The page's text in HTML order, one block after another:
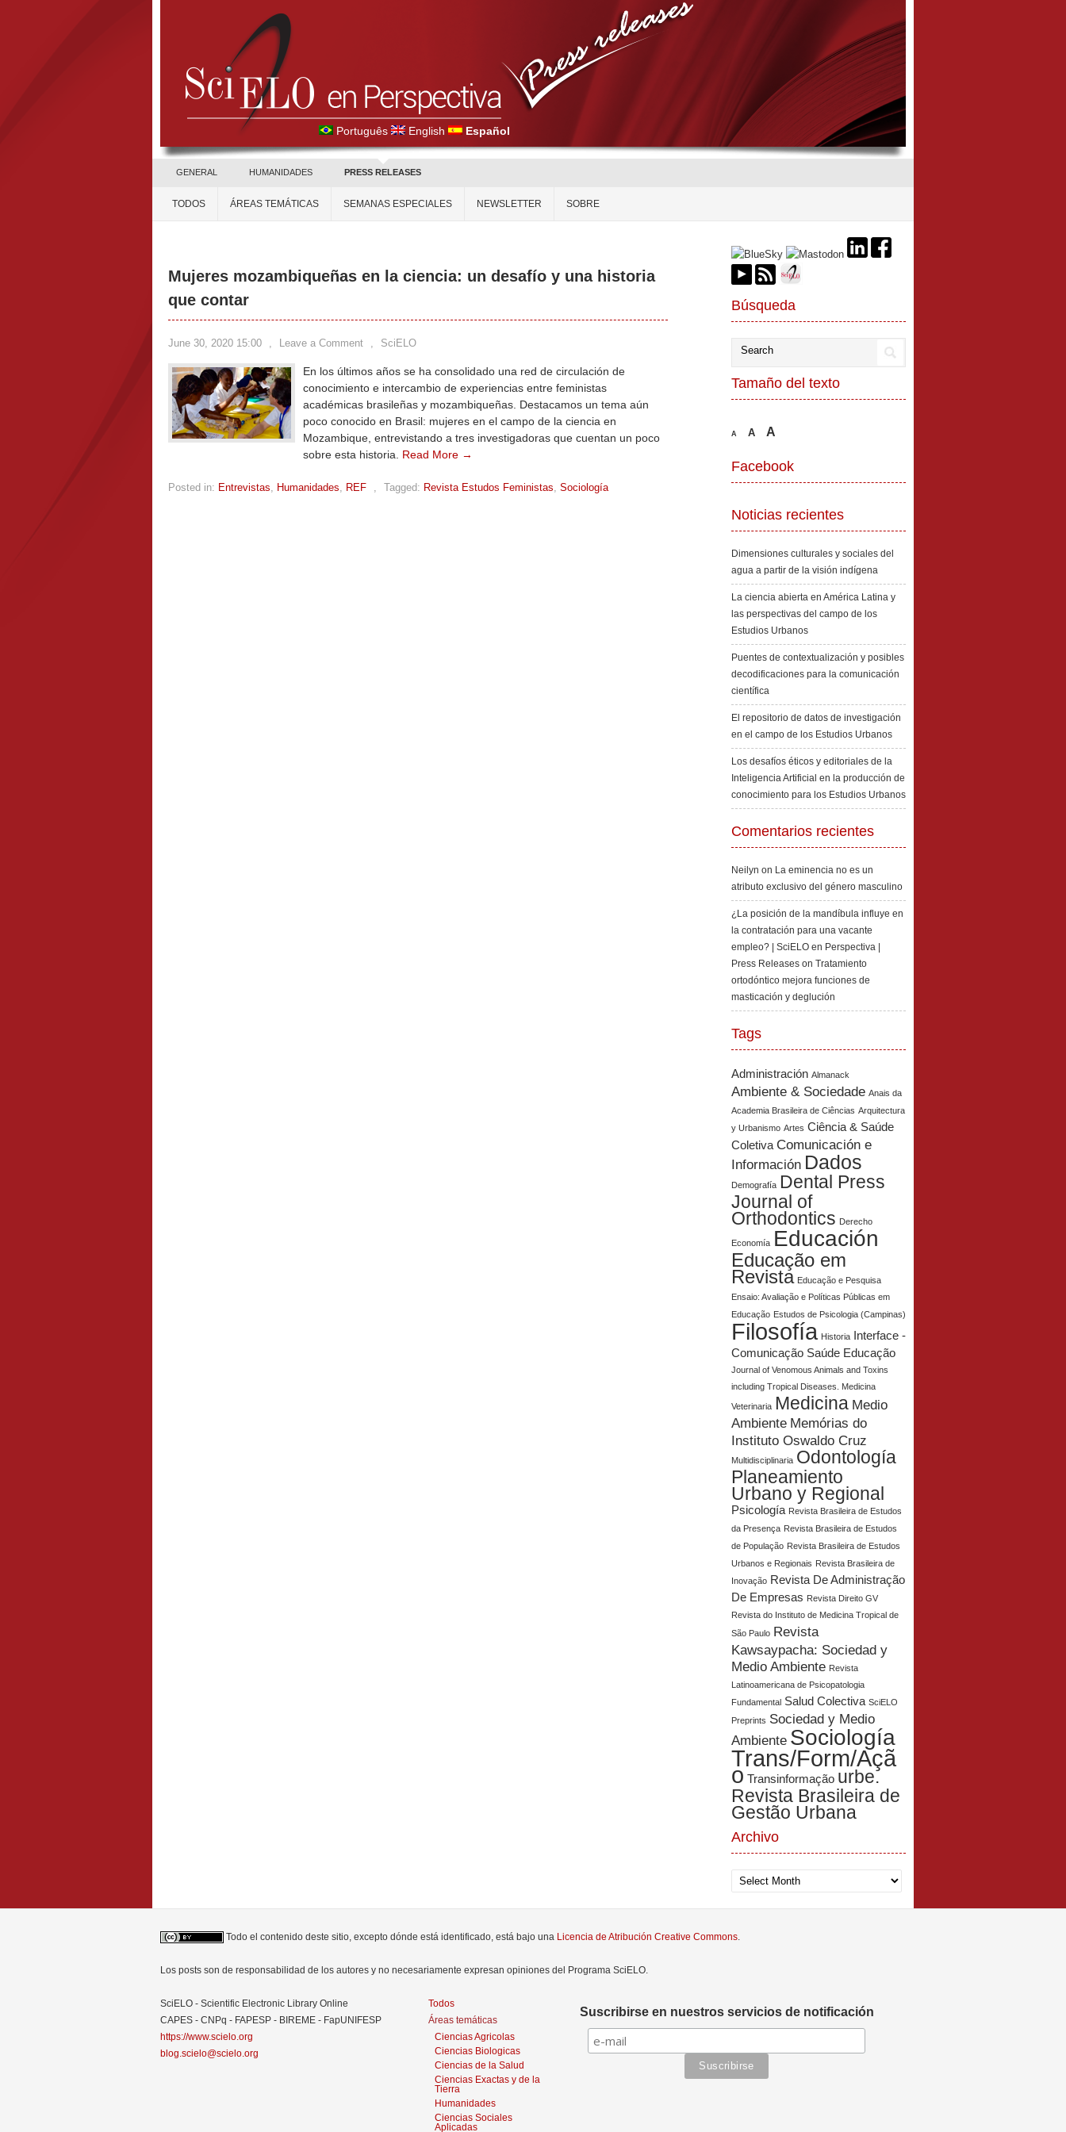
Português English Español
GENERAL HUMANIDADES PRESS RELEASES
TODOS ÁREAS TEMÁTICAS SEMANAS ESPECIALES NEWSLETTER SOBRE
Mujeres mozambiqueñas en la ciencia: un desafío y una historia
que contar
June 30, 2020 15:00 , Leave a Comment , SciELO
En los últimos años se ha consolidado una red de circulación de
conocimiento e intercambio de experiencias entre feministas
académicas brasileñas y mozambiqueñas. Destacamos un tema aún
poco conocido en Brasil: mujeres en el campo de la ciencia en
Mozambique, entrevistando a tres investigadoras que cuentan un poco
sobre esta historia. Read More →
Posted in: Entrevistas, Humanidades, REF , Tagged: Revista Estudos Feministas, Sociología
Búsqueda
Tamaño del texto
A A A
Facebook
Noticias recientes
Dimensiones culturales y sociales del
agua a partir de la visión indígena
La ciencia abierta en América Latina y
las perspectivas del campo de los
Estudios Urbanos
Puentes de contextualización y posibles
decodificaciones para la comunicación
científica
El repositorio de datos de investigación
en el campo de los Estudios Urbanos
Los desafíos éticos y editoriales de la
Inteligencia Artificial en la producción de
conocimiento para los Estudios Urbanos
Comentarios recientes
Neilyn on La eminencia no es un
atributo exclusivo del género masculino
¿La posición de la mandíbula influye en
la contratación para una vacante
empleo? | SciELO en Perspectiva |
Press Releases on Tratamiento
ortodóntico mejora funciones de
masticación y deglución
Tags
Administración Almanack
Ambiente & Sociedade Anais da
Academia Brasileira de Ciências Arquitectura
y Urbanismo Artes Ciência & Saúde
Coletiva Comunicación e
Información Dados
Demografía Dental Press
Journal of
Orthodontics Derecho
Economía Educación
Educação em
Revista Educação e Pesquisa
Ensaio: Avaliação e Políticas Públicas em
Educação Estudos de Psicologia (Campinas)
Filosofía Historia
Interface -
Comunicação Saúde Educação
Journal of Venomous Animals and Toxins
including Tropical Diseases. Medicina
Veterinaria Medicina Medio
Ambiente Memórias do
Instituto Oswaldo Cruz
Multidisciplinaria Odontología
Planeamiento
Urbano y Regional
Psicología Revista Brasileira de Estudos
da Presença Revista Brasileira de Estudos
de População Revista Brasileira de Estudos
Urbanos e Regionais Revista Brasileira de
Inovação Revista De Administração
De Empresas Revista Direito GV
Revista do Instituto de Medicina Tropical de
São Paulo Revista
Kawsaypacha: Sociedad y
Medio Ambiente Revista
Latinoamericana de Psicopatologia
Fundamental Salud Colectiva SciELO
Preprints Sociedad y Medio
Ambiente Sociología
Trans/Form/Açã
o Transinformação urbe.
Revista Brasileira de
Gestão Urbana
Archivo
Archivo
Todo el contenido deste sitio, excepto dónde está identificado, está bajo una Licencia de Atribución Creative Commons.
Los posts son de responsabilidad de los autores y no necesariamente expresan opiniones del Programa SciELO.
SciELO - Scientific Electronic Library Online
CAPES - CNPq - FAPESP - BIREME - FapUNIFESP
https://www.scielo.org
blog.scielo@scielo.org
Todos
Áreas temáticas
Ciencias Agricolas
Ciencias Biologicas
Ciencias de la Salud
Ciencias Exactas y de la
Tierra
Humanidades
Ciencias Sociales
Aplicadas
Suscribirse en nuestros servicios de notificación